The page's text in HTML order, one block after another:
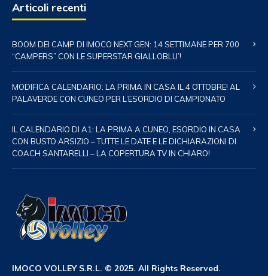
Articoli recenti
BOOM DEI CAMP DI IMOCO NEXT GEN: 14 SETTIMANE PER 700
“CAMPERS” CON LE SUPERSTAR GIALLOBLU’!
MODIFICA CALENDARIO: LA PRIMA IN CASA IL 4 OTTOBRE! AL
PALAVERDE CON CUNEO PER L’ESORDIO DI CAMPIONATO
IL CALENDARIO DI A1: LA PRIMA A CUNEO, ESORDIO IN CASA
CON BUSTO ARSIZIO – TUTTE LE DATE E LE DICHIARAZIONI DI
COACH SANTARELLI – LA COPERTURA TV IN CHIARO!
IMOCO VOLLEY S.R.L. © 2025. All Rights Reserved.